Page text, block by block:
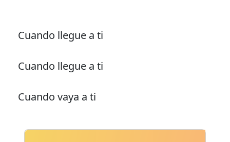
Cuando llegue a ti
Cuando llegue a ti
Cuando vaya a ti